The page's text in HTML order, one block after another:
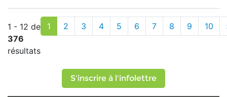
1 - 12 de
376
résultats
1 2 3 4 5 6 7 8 9 10
S'inscrire à l'infolettre